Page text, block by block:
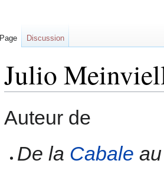
Julio
à
navigation
à
recherche
Auteur de
De la Cabale
Page Discussion